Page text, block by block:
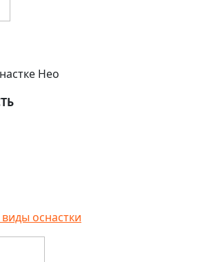
Нео
оснастки